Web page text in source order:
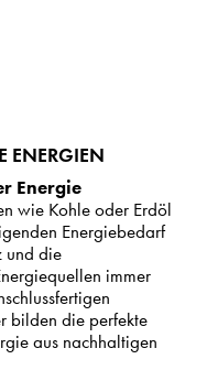
ENERGIEN
Energie
wie Kohle oder Erdöl
Energiebedarf
und die
immer
bilden die perfekte
aus nachhaltigen